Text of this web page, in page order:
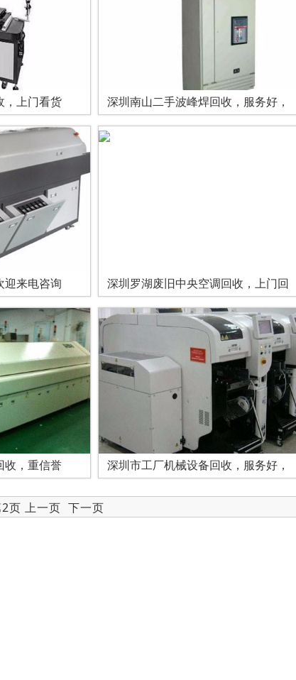
，上门看货 深圳南山二手波峰焊回收，服务好，
迎来电咨询 深圳罗湖废旧中央空调回收，上门回
收，重信誉 深圳市工厂机械设备回收，服务好，
页 上一页 下一页